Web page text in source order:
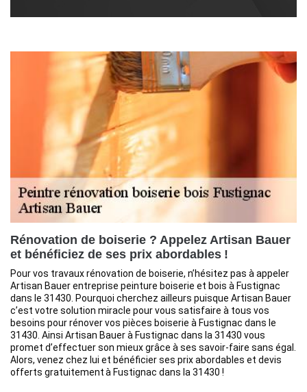
Rénovation de boiserie ? Appelez Artisan Bauer
et bénéficiez de ses prix abordables !
Pour vos travaux rénovation de boiserie, n’hésitez pas à appeler
Artisan Bauer entreprise peinture boiserie et bois à Fustignac
dans le 31430. Pourquoi cherchez ailleurs puisque Artisan Bauer
c’est votre solution miracle pour vous satisfaire à tous vos
besoins pour rénover vos pièces boiserie à Fustignac dans le
31430. Ainsi Artisan Bauer à Fustignac dans la 31430 vous
promet d’effectuer son mieux grâce à ses savoir-faire sans égal.
Alors, venez chez lui et bénéficier ses prix abordables et devis
offerts gratuitement à Fustignac dans la 31430 !